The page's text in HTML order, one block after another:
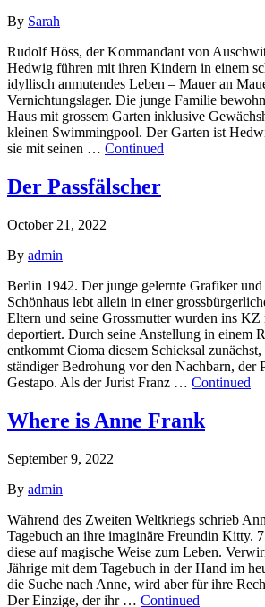
By Sarah
Rudolf Höss, der Kommandant von
Hedwig führen mit ihren Kindern in einem
idyllisch anmutendes Leben – Mauer an
Vernichtungslager. Die junge Familie
Haus mit grossem Garten inklusive
kleinen Swimmingpool. Der Garten ist
sie mit seinen … Continued
Der Pass­fälscher
October 21, 2022
By admin
Berlin 1942. Der junge gelernte Grafiker und
Schönhaus lebt allein in einer
Eltern und seine Grossmutter wurden ins KZ
deportiert. Durch seine Anstellung in einem
entkommt Cioma diesem Schicksal
ständiger Bedrohung vor den Nachbarn, der
Gestapo. Als der Jurist Franz … Continued
Where is Anne Frank
September 9, 2022
By admin
Während des Zweiten Weltkriegs schrieb
Tagebuch an ihre imaginäre Freundin Kitty.
diese auf magische Weise zum Leben.
Jährige mit dem Tagebuch in der Hand im
die Suche nach Anne, wird aber für ihre
Der Einzige, der ihr … Continued